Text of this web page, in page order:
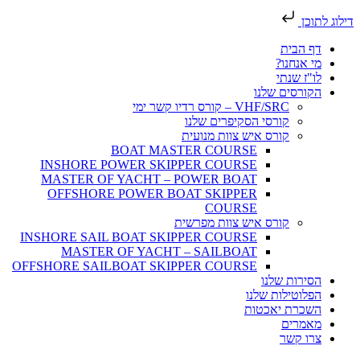
דילוג לתוכן
דף הבית
מי אנחנו?
לו"ז שנתי
הקורסים שלנו
VHF/SRC – קורס רדיו קשר ימי
קורסי הסקיפרים שלנו
קורס איש צוות מנועית
BOAT MASTER COURSE
INSHORE POWER SKIPPER COURSE
MASTER OF YACHT – POWER BOAT
OFFSHORE POWER BOAT SKIPPER
COURSE
קורס איש צוות מפרשית
INSHORE SAIL BOAT SKIPPER COURSE
MASTER OF YACHT – SAILBOAT
OFFSHORE SAILBOAT SKIPPER COURSE
הסירות שלנו
הפלוטילות שלנו
השכרת יאכטות
מאמרים
צרו קשר